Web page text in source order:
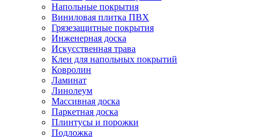
Напольные покрытия
Виниловая плитка ПВХ
Грязезащитные покрытия
Инженерная доска
Искусственная трава
Клеи для напольных покрытий
Ковролин
Ламинат
Линолеум
Массивная доска
Паркетная доска
Плинтусы и порожки
Подложка